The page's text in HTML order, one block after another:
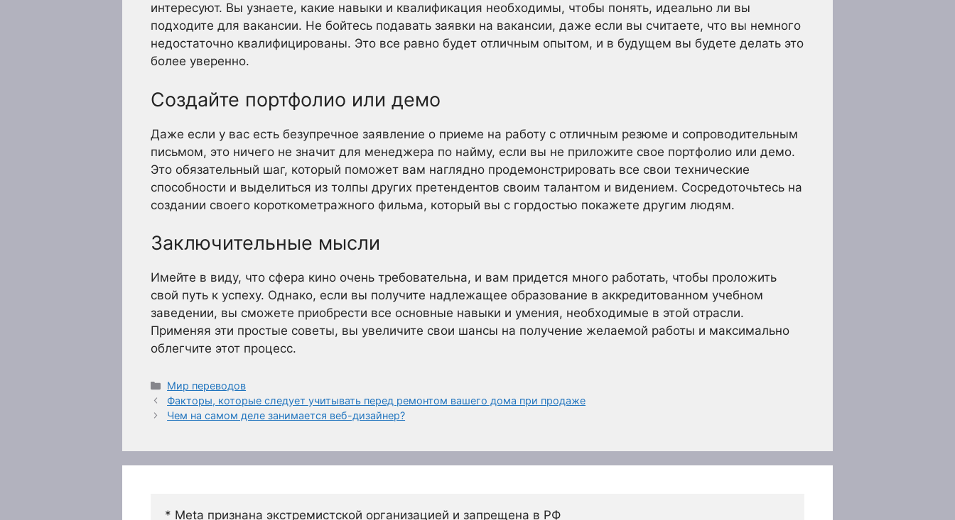
интересуют. Вы узнаете, какие навыки и квалификация необходимы, чтобы понять, идеально ли вы
подходите для вакансии. Не бойтесь подавать заявки на вакансии, даже если вы считаете, что вы немного
недостаточно квалифицированы. Это все равно будет отличным опытом, и в будущем вы будете делать это
более уверенно.
Создайте портфолио или демо
Даже если у вас есть безупречное заявление о приеме на работу с отличным резюме и сопроводительным
письмом, это ничего не значит для менеджера по найму, если вы не приложите свое портфолио или демо.
Это обязательный шаг, который поможет вам наглядно продемонстрировать все свои технические
способности и выделиться из толпы других претендентов своим талантом и видением. Сосредоточьтесь на
создании своего короткометражного фильма, который вы с гордостью покажете другим людям.
Заключительные мысли
Имейте в виду, что сфера кино очень требовательна, и вам придется много работать, чтобы проложить
свой путь к успеху. Однако, если вы получите надлежащее образование в аккредитованном учебном
заведении, вы сможете приобрести все основные навыки и умения, необходимые в этой отрасли.
Применяя эти простые советы, вы увеличите свои шансы на получение желаемой работы и максимально
облегчите этот процесс.
Рубрики
Мир переводов
Факторы, которые следует учитывать перед ремонтом вашего дома при продаже
Чем на самом деле занимается веб-дизайнер?
* Meta признана экстремистской организацией и запрещена в РФ